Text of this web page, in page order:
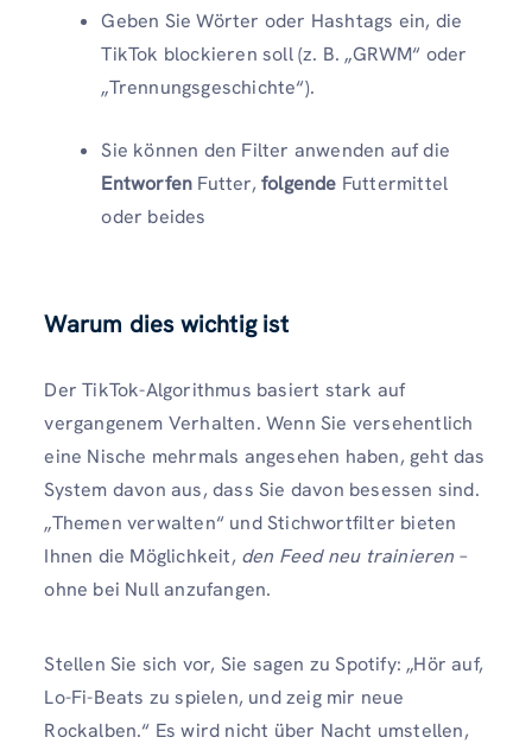
Geben Sie Wörter oder Hashtags ein, die
TikTok blockieren soll (z. B. „GRWM“ oder
„Trennungsgeschichte“).
Sie können den Filter anwenden auf die
Entworfen Futter,folgende Futtermittel
oder beides
Warum dies wichtig ist
Der TikTok-Algorithmus basiert stark auf
vergangenem Verhalten. Wenn Sie versehentlich
eine Nische mehrmals angesehen haben, geht das
System davon aus, dass Sie davon besessen sind.
„Themen verwalten“ und Stichwortfilter bieten
Ihnen die Möglichkeit, den Feed neu trainieren –
ohne bei Null anzufangen.
Stellen Sie sich vor, Sie sagen zu Spotify: „Hör auf,
Lo-Fi-Beats zu spielen, und zeig mir neue
Rockalben.“ Es wird nicht über Nacht umstellen,